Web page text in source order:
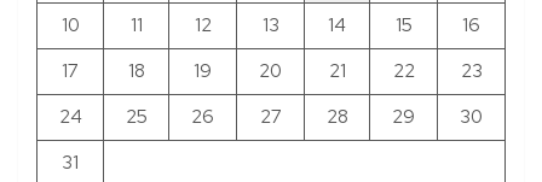
10
11 12 13 14 15
16
17
18 19 20 21 22
23
24
25 26 27 28 29
30
31